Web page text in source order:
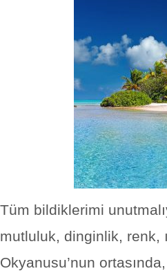
Tüm bildiklerimi
mutluluk, dinginlik, renk,
Okyanusu’nun